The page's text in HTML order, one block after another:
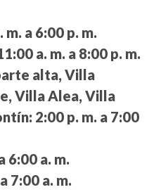
m. a 6:00 p. m.
a. m. a 8:00 p. m.
alta, Villa
Villa Alea, Villa
2:00 p. m. a 7:00
6:00 a. m.
7:00 a. m.